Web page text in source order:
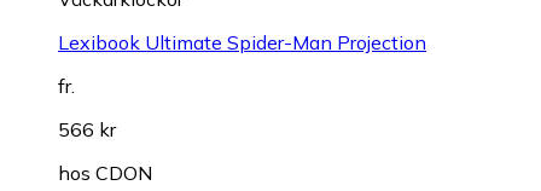
Lexibook Ultimate Spider-Man Projection
fr.
566 kr
hos CDON